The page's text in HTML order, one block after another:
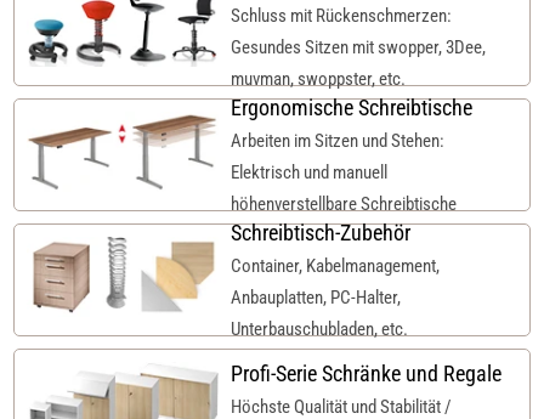
Schluss mit Rückenschmerzen:
Gesundes Sitzen mit swopper, 3Dee,
muvman, swoppster, etc.
Ergonomische Schreibtische
Arbeiten im Sitzen und Stehen:
Elektrisch und manuell
höhenverstellbare Schreibtische
Schreibtisch-Zubehör
Container, Kabelmanagement,
Anbauplatten, PC-Halter,
Unterbauschubladen, etc.
Profi-Serie Schränke und Regale
Höchste Qualität und Stabilität /